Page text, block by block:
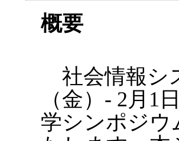
概要
社会情報シ
（金）- 2月1
学シンポジウ